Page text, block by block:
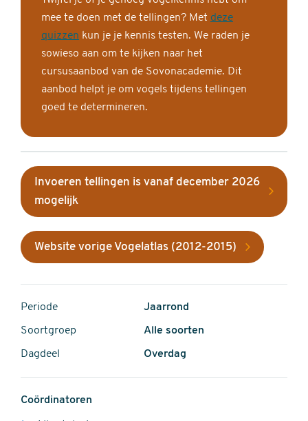
mee te doen met de tellingen? Met deze
quizzen kun je je kennis testen. We raden je
sowieso aan om te kijken naar het
cursusaanbod van de Sovonacademie. Dit
aanbod helpt je om vogels tijdens tellingen
goed te determineren.
Invoeren tellingen is vanaf december 2026
mogelijk
Website vorige Vogelatlas (2012-2015)
Periode Jaarrond
Soortgroep Alle soorten
Dagdeel Overdag
Coördinatoren